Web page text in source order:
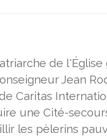
de
Jean
Caritas
une Cité-
les pèlerins